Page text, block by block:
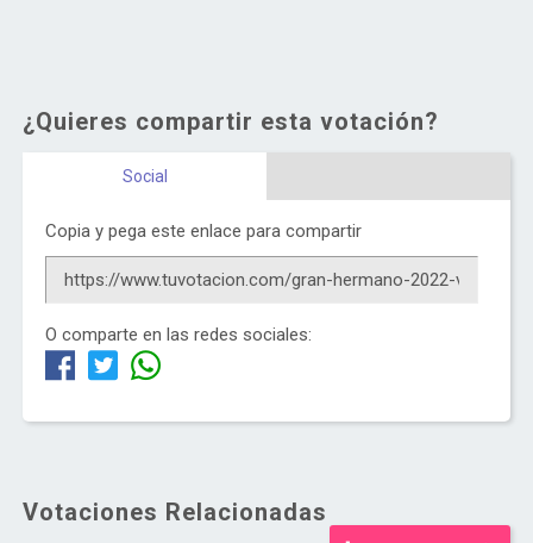
¿Quieres compartir esta votación?
Social
Copia y pega este enlace para compartir
O comparte en las redes sociales:
Votaciones Relacionadas